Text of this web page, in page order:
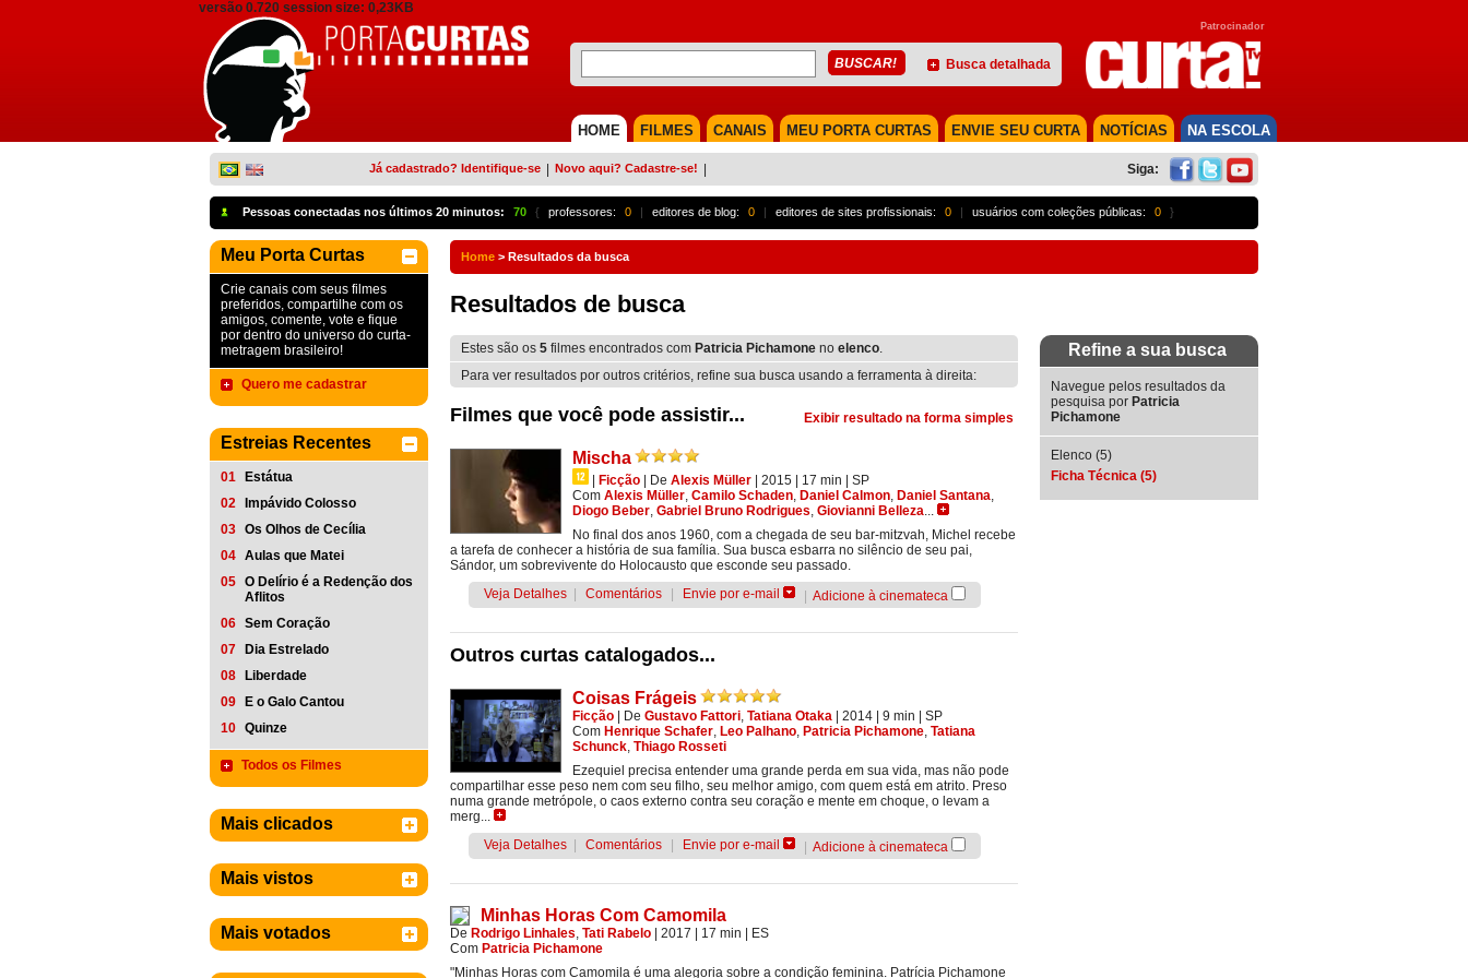
versão 0.720 session size: 0,23KB
Busca detalhada
Patrocinador
NA ESCOLA
NOTÍCIAS
ENVIE SEU CURTA
MEU PORTA CURTAS
CANAIS
FILMES
HOME
Siga:
Já cadastrado? Identifique-se Novo aqui? Cadastre-se!
Pessoas conectadas nos últimos 20 minutos: 70 { professores: 0 | editores de blog: 0 | editores de sites profissionais: 0 | usuários com coleções públicas: 0 }
Meu Porta Curtas
Crie canais com seus filmes
preferidos, compartilhe com os
amigos, comente, vote e fique
por dentro do universo do curta-
metragem brasileiro!
Quero me cadastrar
Estreias Recentes
01
Estátua
02
Impávido Colosso
03 Os Olhos de Cecília
04 Aulas que Matei
05 O Delírio é a Redenção dos
Aflitos
06 Sem Coração
07
Dia Estrelado
08
Liberdade
09
E o Galo Cantou
10 Quinze
Todos os Filmes
Mais clicados
Mais vistos
Mais votados
Home > Resultados da busca
Resultados de busca
Estes são os 5 filmes encontrados com Patricia Pichamone no elenco.
Para ver resultados por outros critérios, refine sua busca usando a ferramenta à direita:
Exibir resultado na forma simples
Filmes que você pode assistir...
Mischa
Ficção De Alexis Müller | 2015 | 17 min
SP
Com Alexis Müller, Camilo Schaden, Daniel Calmon, Daniel Santana,
Diogo Beber, Gabriel Bruno Rodrigues, Giovianni Belleza...
No final dos anos 1960, com a chegada de seu bar-mitzvah, Michel recebe
a tarefa de conhecer a história de sua família. Sua busca esbarra no silêncio de seu pai,
Sándor, um sobrevivente do Holocausto que esconde seu passado.
Veja Detalhes
Comentários Envie por e-mail Adicione à cinemateca
Outros curtas catalogados...
Coisas Frágeis
Ficção De Gustavo Fattori, Tatiana Otaka | 2014 | 9 min
SP
Com Henrique Schafer, Leo Palhano, Patricia Pichamone, Tatiana
Schunck, Thiago Rosseti
Ezequiel precisa entender uma grande perda em sua vida, mas não pode
compartilhar esse peso nem com seu filho, seu melhor amigo, com quem está em atrito. Preso
numa grande metrópole, o caos externo contra seu coração e mente em choque, o levam a
merg...
Veja Detalhes
Comentários Envie por e-mail Adicione à cinemateca
Minhas Horas Com Camomila
De Rodrigo Linhales, Tati Rabelo | 2017 | 17 min
ES
Com Patricia Pichamone
"Minhas Horas com Camomila é uma alegoria sobre a condição feminina. Patrícia Pichamone
Refine a sua busca
Navegue pelos resultados da
pesquisa por Patricia
Pichamone
Elenco (5)
Ficha Técnica (5)